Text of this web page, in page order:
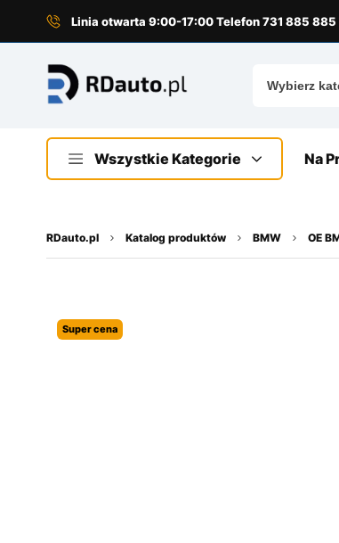
Linia otwarta 9:00-17:00 Telefon 731 885
Wszystkie Kategorie Na
RDauto.pl Katalog produktów BMW OE
Super cena